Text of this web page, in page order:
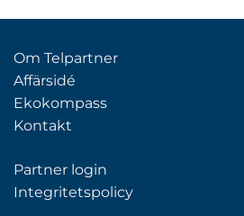
Om Telpartner
Affärsidé
Ekokompass
Kontakt
Partner login
Integritetspolicy